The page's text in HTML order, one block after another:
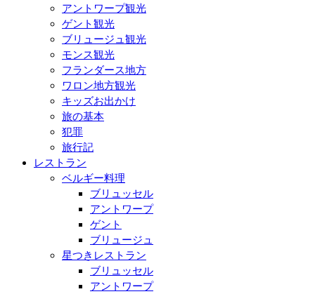
アントワープ観光
ゲント観光
ブリュージュ観光
モンス観光
フランダース地方
ワロン地方観光
キッズお出かけ
旅の基本
犯罪
旅行記
レストラン
ベルギー料理
ブリュッセル
アントワープ
ゲント
ブリュージュ
星つきレストラン
ブリュッセル
アントワープ